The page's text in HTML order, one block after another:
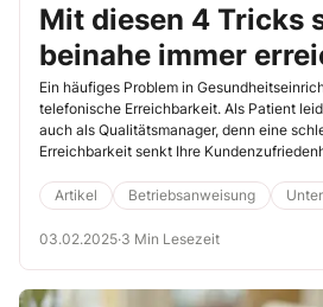
Mit diesen 4 Tricks
beinahe immer
Ein häufiges Problem in
telefonische Erreichbarkeit. Als Patient
auch als Qualitätsmanager, denn eine
Erreichbarkeit senkt Ihre
Kunden in Ihre Gesundheitseinrichtung
technischen und organisatorischen
Ihre telefonische Erreichbarkeit zu
Artikel Betriebsanweisung
03.02.2025·3 Min Lesezeit